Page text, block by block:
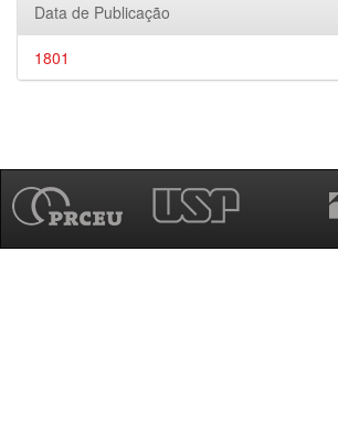
Data de Publicação
1801